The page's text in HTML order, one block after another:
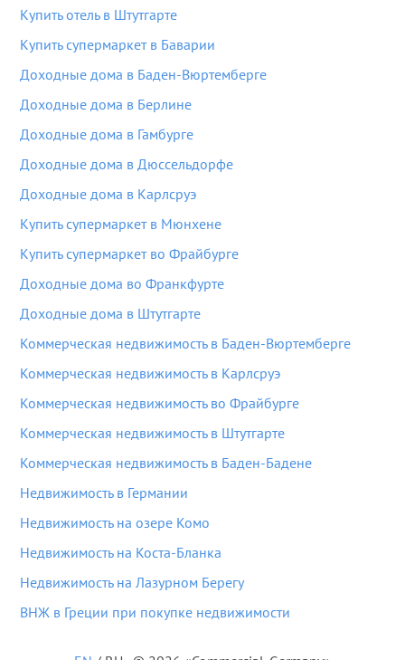
Купить отель в Штутгарте
Купить супермаркет в Баварии
Доходные дома в Баден-Вюртемберге
Доходные дома в Берлине
Доходные дома в Гамбурге
Доходные дома в Дюссельдорфе
Доходные дома в Карлсруэ
Купить супермаркет в Мюнхене
Купить супермаркет во Фрайбурге
Доходные дома во Франкфурте
Доходные дома в Штутгарте
Коммерческая недвижимость в Баден-Вюртемберге
Коммерческая недвижимость в Карлсруэ
Коммерческая недвижимость во Фрайбурге
Коммерческая недвижимость в Штутгарте
Коммерческая недвижимость в Баден-Бадене
Недвижимость в Германии
Недвижимость на озере Комо
Недвижимость на Коста-Бланка
Недвижимость на Лазурном Берегу
ВНЖ в Греции при покупке недвижимости